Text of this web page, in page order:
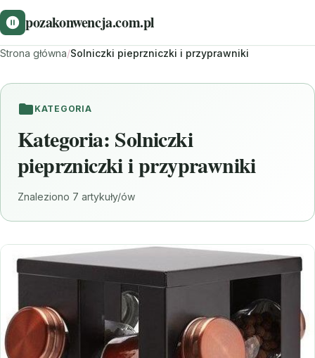
pozakonwencja.com.pl
Strona główna/Solniczki pieprzniczki i przyprawniki
KATEGORIA
Kategoria: Solniczki
pieprzniczki i przyprawniki
Znaleziono 7 artykuły/ów